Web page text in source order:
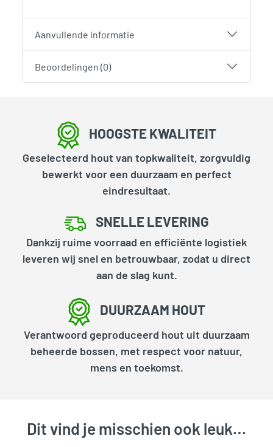
Aanvullende informatie
Beoordelingen (0)
HOOGSTE KWALITEIT
Geselecteerd hout van topkwaliteit, zorgvuldig
bewerkt voor een duurzaam en perfect
eindresultaat.
SNELLE LEVERING
Dankzij ruime voorraad en efficiënte logistiek
leveren wij snel en betrouwbaar, zodat u direct
aan de slag kunt.
DUURZAAM HOUT
Verantwoord geproduceerd hout uit duurzaam
beheerde bossen, met respect voor natuur,
mens en toekomst.
Dit vind je misschien ook leuk…